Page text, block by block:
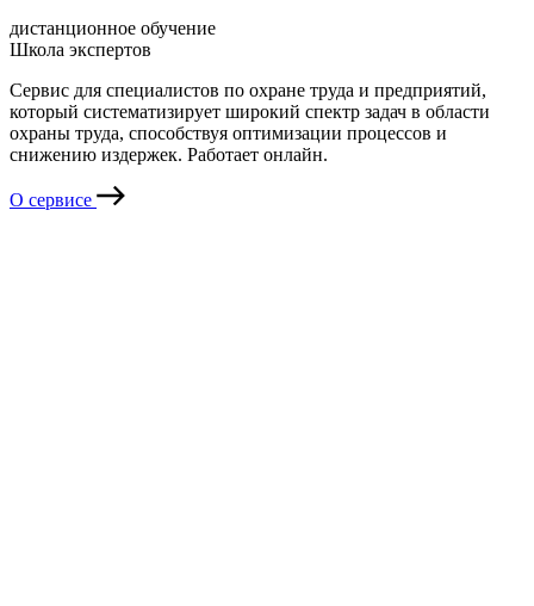
дистанционное обучение
Школа экспертов
Сервис для специалистов по охране труда и предприятий,
который систематизирует широкий спектр задач в области
охраны труда, способствуя оптимизации процессов и
снижению издержек. Работает онлайн.
О сервисе